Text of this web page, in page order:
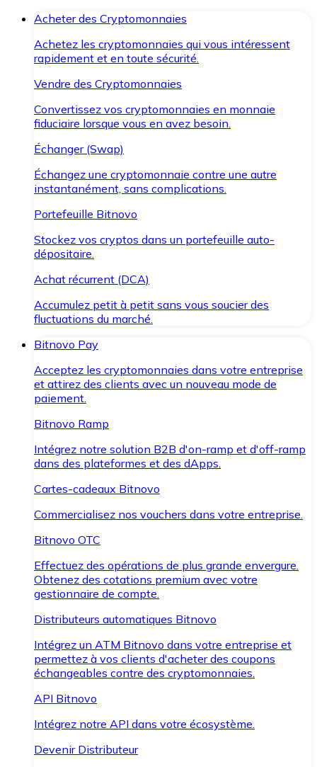
Acheter des Cryptomonnaies
Achetez les cryptomonnaies qui vous intéressent
rapidement et en toute sécurité.
Vendre des Cryptomonnaies
Convertissez vos cryptomonnaies en monnaie
fiduciaire lorsque vous en avez besoin.
Échanger (Swap)
Échangez une cryptomonnaie contre une autre
instantanément, sans complications.
Portefeuille Bitnovo
Stockez vos cryptos dans un portefeuille auto-
dépositaire.
Achat récurrent (DCA)
Accumulez petit à petit sans vous soucier des
fluctuations du marché.
Bitnovo Pay
Acceptez les cryptomonnaies dans votre entreprise
et attirez des clients avec un nouveau mode de
paiement.
Bitnovo Ramp
Intégrez notre solution B2B d'on-ramp et d'off-ramp
dans des plateformes et des dApps.
Cartes-cadeaux Bitnovo
Commercialisez nos vouchers dans votre entreprise.
Bitnovo OTC
Effectuez des opérations de plus grande envergure.
Obtenez des cotations premium avec votre
gestionnaire de compte.
Distributeurs automatiques Bitnovo
Intégrez un ATM Bitnovo dans votre entreprise et
permettez à vos clients d'acheter des coupons
échangeables contre des cryptomonnaies.
API Bitnovo
Intégrez notre API dans votre écosystème.
Devenir Distributeur